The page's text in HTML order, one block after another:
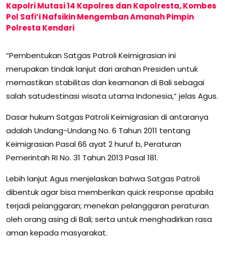
Kapolri Mutasi 14 Kapolres dan Kapolresta, Kombes
Pol Safi’i Nafsikin Mengemban Amanah Pimpin
Polresta Kendari
“Pembentukan Satgas Patroli Keimigrasian ini
merupakan tindak lanjut dari arahan Presiden untuk
memastikan stabilitas dan keamanan di Bali sebagai
salah satudestinasi wisata utama Indonesia,” jelas Agus.
Dasar hukum Satgas Patroli Keimigrasian di antaranya
adalah Undang-Undang No. 6 Tahun 2011 tentang
Keimigrasian Pasal 66 ayat 2 huruf b, Peraturan
Pemerintah RI No. 31 Tahun 2013 Pasal 181.
Lebih lanjut Agus menjelaskan bahwa Satgas Patroli
dibentuk agar bisa memberikan quick response apabila
terjadi pelanggaran; menekan pelanggaran peraturan
oleh orang asing di Bali; serta untuk menghadirkan rasa
aman kepada masyarakat.